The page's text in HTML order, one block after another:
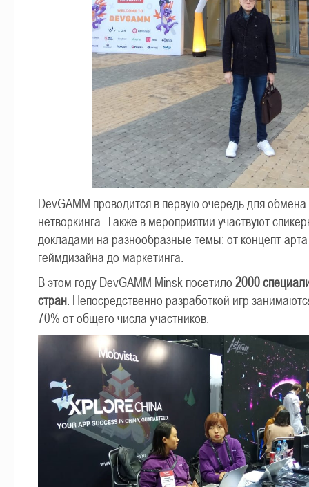
DevGAMM проводится в первую очередь для
нетворкинга. Также в мероприятии участвуют
докладами на разнообразные темы: от концепт-
геймдизайна до маркетинга.
В этом году DevGAMM Minsk посетило 2000
стран . Непосредственно разработкой игр
70% от общего числа участников.